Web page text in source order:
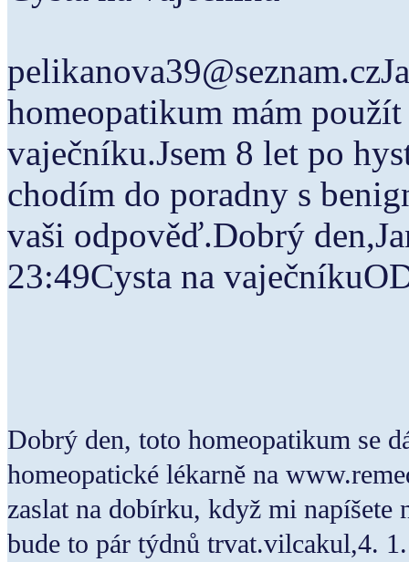
homeopatikum mám
vaječníku.Jsem 8 let po
chodím do poradny s
vaši odpověď.Dobrý
23:49Cysta na
Dobrý den, toto homeopatikum se
homeopatické lékarně na
zaslat na dobírku, když mi napíšete
bude to pár týdnů trvat.vilcakul,4.